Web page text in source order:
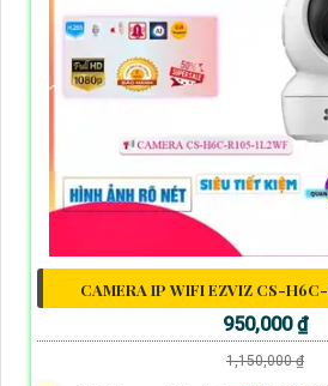
CAMERA IP WIFI EZVIZ CS-
950,000 ₫
1,150,000 ₫